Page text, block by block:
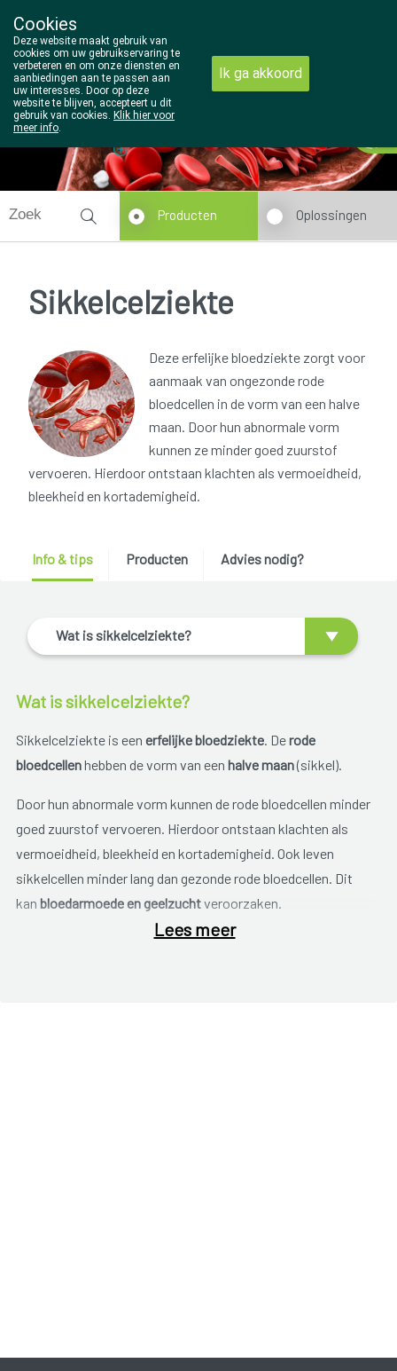
014/810298
Vandaag Nugesloten
Producten Oplossingen
Sikkelcelziekte
Deze erfelijke bloedziekte zorgt voor
aanmaak van ongezonde rode
bloedcellen in de vorm van een halve
maan. Door hun abnormale vorm
kunnen ze minder goed zuurstof
vervoeren. Hierdoor ontstaan klachten als vermoeidheid,
bleekheid en kortademigheid.
Info & tips Producten Advies nodig?
Wat is sikkelcelziekte?
Wat is sikkelcelziekte?
Sikkelcelziekte is een erfelijke bloedziekte. Derode
bloedcellenhebben de vorm van een halve maan(sikkel).
Door hun abnormale vorm kunnen de rode bloedcellen minder
goed zuurstof vervoeren. Hierdoor ontstaan klachten als
vermoeidheid, bleekheid en kortademigheid. Ook leven
sikkelcellen minder lang dan gezonde rode bloedcellen. Dit
kan bloedarmoede en geelzuchtveroorzaken.
Sikkelcellen kunnen zich minder goed bewegen door de
niet goed eten;
Lees meer
Cookies
Deze website maakt gebruik van
cookies om uw gebruikservaring te
verbeteren en om onze diensten en
aanbiedingen aan te passen aan
uw interesses. Door op deze
website te blijven, accepteert u dit
gebruik van cookies. Klik hier voor
meer info.
Ik ga akkoord